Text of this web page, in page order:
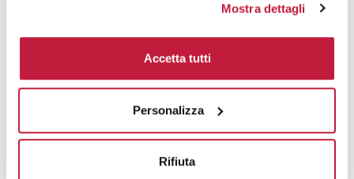
Mostra dettagli
Accetta tutti
Personalizza
Rifiuta
Area di personalizzazione
Domande e risposte
Prodotti alternativi